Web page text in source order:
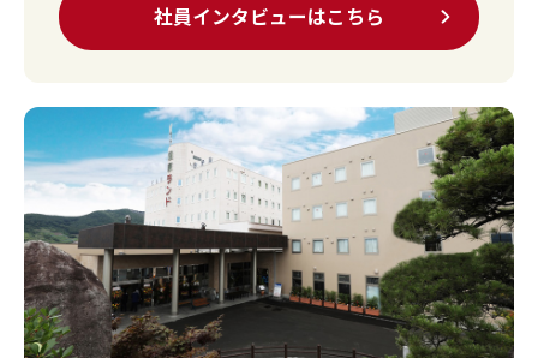
社員インタビューはこちら